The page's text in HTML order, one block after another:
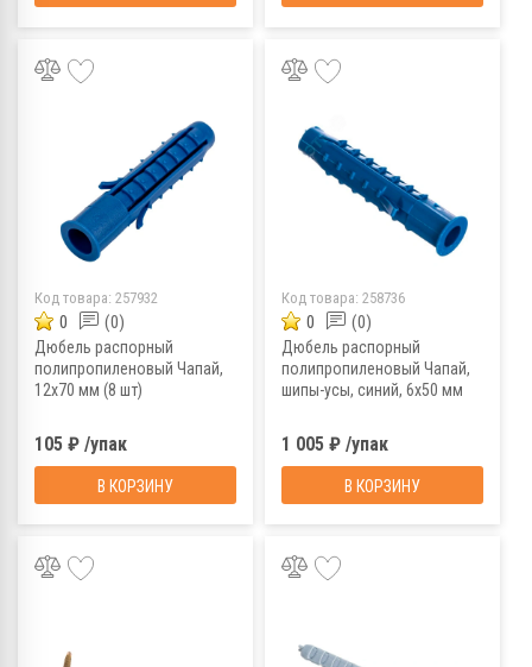
Код товара: 257932
0 (0)
Дюбель распорный
полипропиленовый Чапай,
12x70 мм (8 шт)
105 ₽ /упак
В КОРЗИНУ
Код товара: 258736
0 (0)
Дюбель распорный
полипропиленовый Чапай,
шипы-усы, синий, 6x50 мм
1 005 ₽ /упак
В КОРЗИНУ